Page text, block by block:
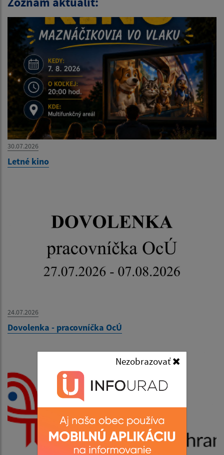
Nezobrazovať
30.07.2026
Letné kino
24.07.2026
Dovolenka - pracovníčka OcÚ